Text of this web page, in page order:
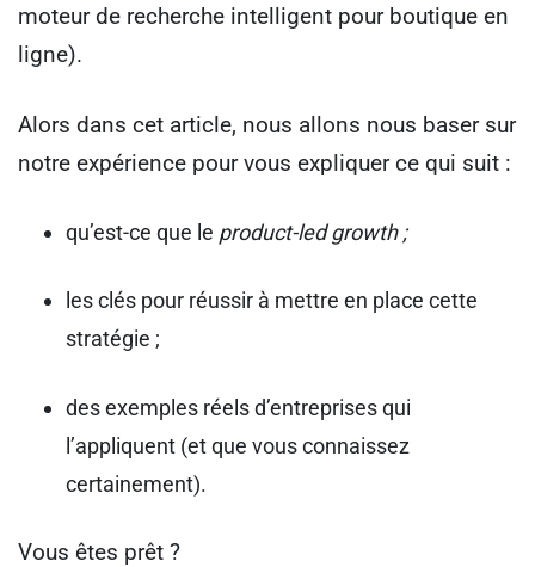
moteur de recherche intelligent pour boutique en
ligne).
Alors dans cet article, nous allons nous baser sur
notre expérience pour vous expliquer ce qui suit :
qu’est-ce que le product-led growth ;
les clés pour réussir à mettre en place cette
stratégie ;
des exemples réels d’entreprises qui
l’appliquent (et que vous connaissez
certainement).
Vous êtes prêt ?